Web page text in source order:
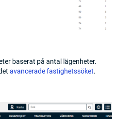
baserat på antal lägenheter.
avancerade fastighetssöket.